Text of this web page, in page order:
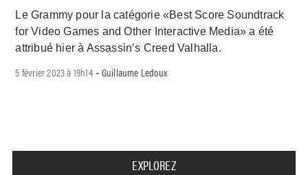
Le Grammy pour la catégorie «Best Score Soundtrack
for Video Games and Other Interactive Media» a été
attribué hier à Assassin’s Creed Valhalla.
5 février 2023 à 19h14- Guillaume Ledoux
EXPLOREZ